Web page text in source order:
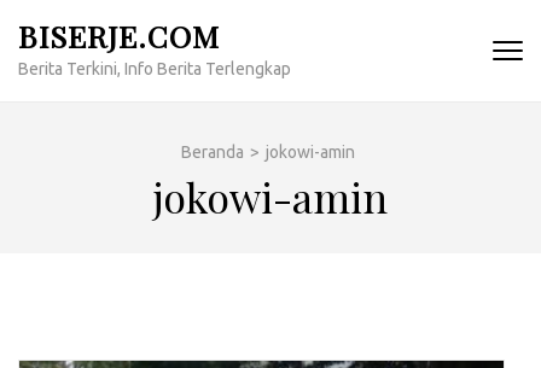
konten
BISERJE.COM
Berita Terkini, Info Berita Terlengkap
Beranda > jokowi-amin
jokowi-amin